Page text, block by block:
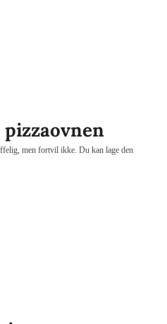
men fortvil ikke. Du kan lage den